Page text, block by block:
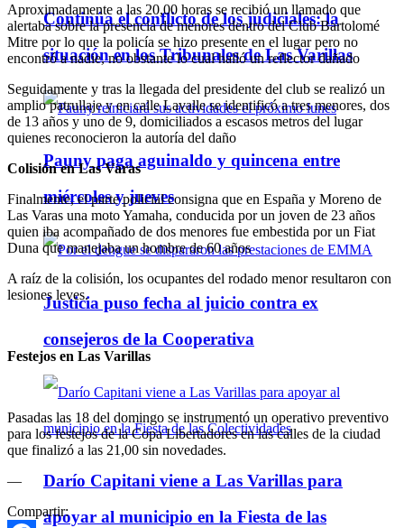
Continúa el conflicto de los judiciales: la
situación en los Tribunales de Las Varillas
Pauny paga aguinaldo y quincena entre
miércoles y jueves
Justicia puso fecha al juicio contra ex
consejeros de la Cooperativa
Darío Capitani viene a Las Varillas para
apoyar al municipio en la Fiesta de las
Aproximadamente a las 20,00 horas se recibió un llamado que
alertaba sobre la presencia de menores dentro del Club Bartolomé
Mitre por lo que la policía se hizo presente en el lugar pero no
encontró a nadie, no obstante lo cual halló un reflector dañado
Seguidamente y tras la llegada del presidente del club se realizó un
amplio patrullaje y en calle Lavalle se identificó a tres menores, dos
de 13 años y uno de 9, domiciliados a escasos metros del lugar
quienes reconocieron la autoría del daño
Colisión en Las Varas
Finalmente, el parte policial consigna que en España y Moreno de
Las Varas una moto Yamaha, conducida por un joven de 23 años
quien iba acompañado de dos menores fue embestida por un Fiat
Duna que manejaba un hombre de 60 años
A raíz de la colisión, los ocupantes del rodado menor resultaron con
lesiones leves.
Festejos en Las Varillas
Pasadas las 18 del domingo se instrumentó un operativo preventivo
para los festejos de la Copa Libertadores en las calles de la ciudad
que finalizó a las 21,00 sin novedades.
—
Compartir: